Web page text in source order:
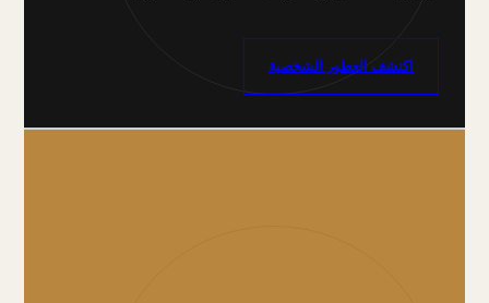
اكتشف العطور الشخصية